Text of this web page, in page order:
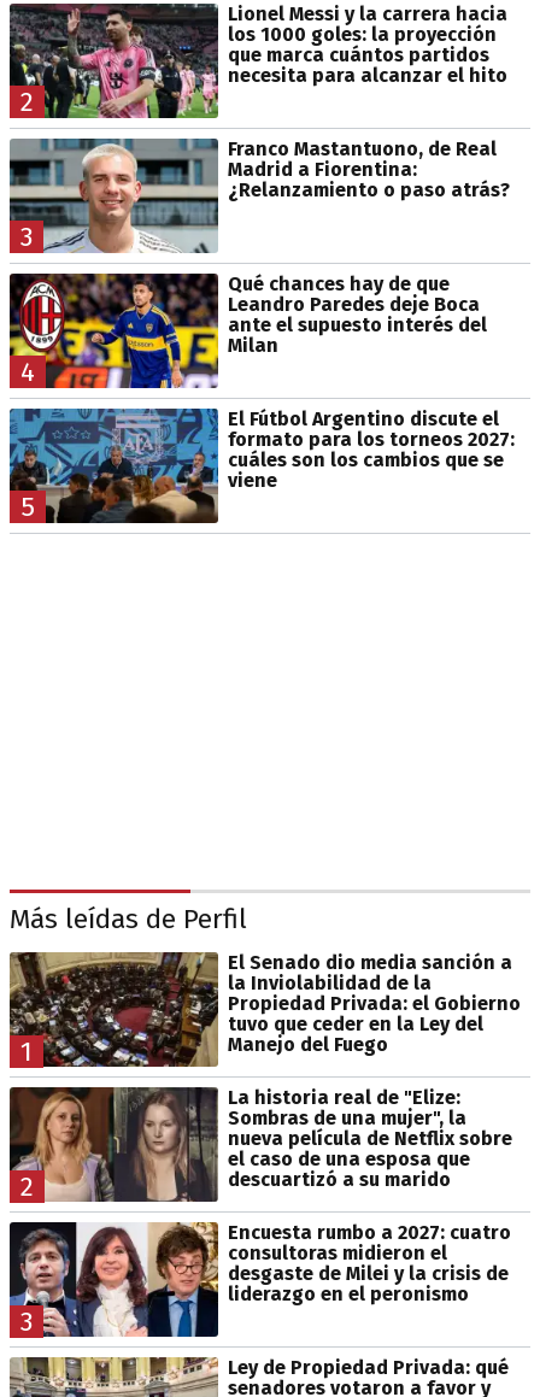
2
Lionel Messi y la carrera hacia
los 1000 goles: la proyección
que marca cuántos partidos
necesita para alcanzar el hito
3
Franco Mastantuono, de Real
Madrid a Fiorentina:
¿Relanzamiento o paso atrás?
4
Qué chances hay de que
Leandro Paredes deje Boca
ante el supuesto interés del
Milan
5
El Fútbol Argentino discute el
formato para los torneos 2027:
cuáles son los cambios que se
viene
Más leídas de Perfil
1
El Senado dio media sanción a
la Inviolabilidad de la
Propiedad Privada: el Gobierno
tuvo que ceder en la Ley del
Manejo del Fuego
2
La historia real de "Elize:
Sombras de una mujer", la
nueva película de Netflix sobre
el caso de una esposa que
descuartizó a su marido
3
Encuesta rumbo a 2027: cuatro
consultoras midieron el
desgaste de Milei y la crisis de
liderazgo en el peronismo
Ley de Propiedad Privada: qué
senadores votaron a favor y